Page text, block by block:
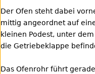
Der Ofen steht dabei
mittig angeordnet auf
kleinen Podest, unter dem
die Getriebeklappe
Das Ofenrohr führt